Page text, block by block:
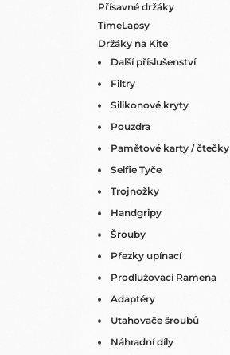
Přísavné držáky
TimeLapsy
Držáky na Kite
Další příslušenství
Filtry
Silikonové kryty
Pouzdra
Pamětové karty / čtečky
Selfie Tyče
Trojnožky
Handgripy
Šrouby
Přezky upínací
Prodlužovací Ramena
Adaptéry
Utahovače šroubů
Náhradní díly